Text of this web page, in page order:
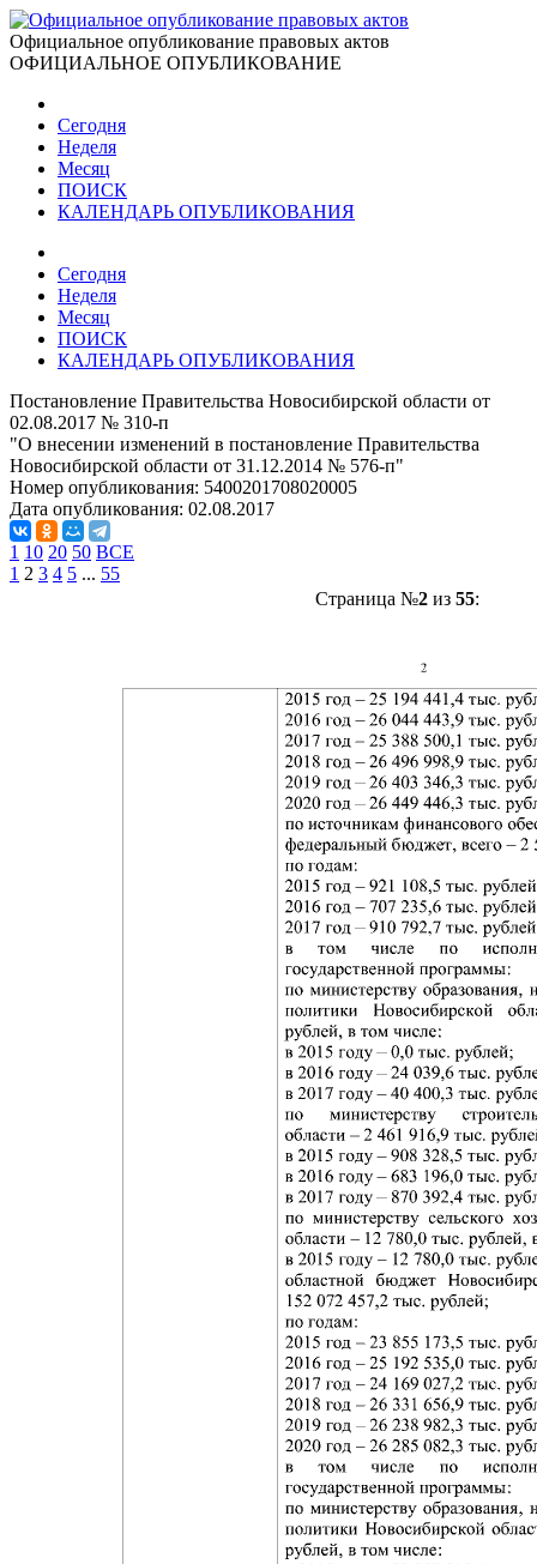
Официальное опубликование правовых актов
ОФИЦИАЛЬНОЕ ОПУБЛИКОВАНИЕ
Сегодня
Неделя
Месяц
ПОИСК
КАЛЕНДАРЬ ОПУБЛИКОВАНИЯ
Сегодня
Неделя
Месяц
ПОИСК
КАЛЕНДАРЬ ОПУБЛИКОВАНИЯ
Постановление Правительства Новосибирской области от
02.08.2017 № 310-п
"О внесении изменений в постановление Правительства
Новосибирской области от 31.12.2014 № 576-п"
Номер опубликования: 5400201708020005
Дата опубликования: 02.08.2017
1 10 20 50 ВСЕ
1 2 3 4 5 ... 55
Страница №2из 55: